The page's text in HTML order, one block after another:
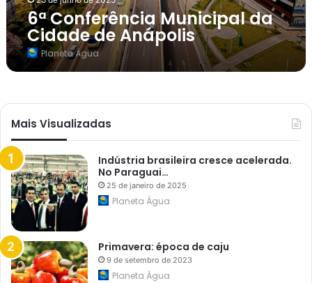
a
M
u
n
i
c
i
l
C
i
d
a
d
e
d
e
A
n
á
p
o
6ª Conferência Municipal da
Cidade de Anápolis
Planeta Água
Mais Visualizadas
Indústria brasileira cresce acelerada.
No Paraguai…
25 de janeiro de 2025
Planeta Água
Primavera: época de caju
9 de setembro de 2023
Planeta Água